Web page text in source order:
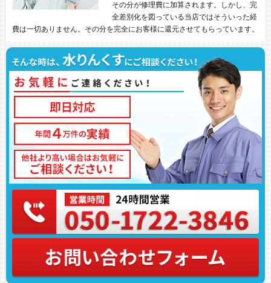
その分が修理費に加算されます。しかし、完
全差別化を図っている当店ではそういった経
費は一切ありません。その分を完全にお客様に還元させてもらっています。